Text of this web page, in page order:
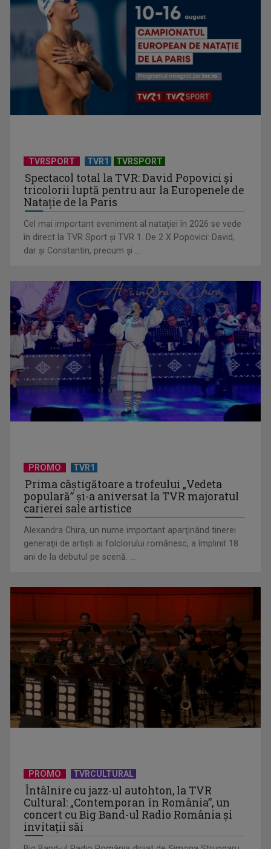
EVENIMENT ESTIVAL - Taberele ARC – Acolo unde începe
ACASĂ
TVR lansează un apel pentru proiecte de emisiuni
"Robin Hood"-ul serialelor coreene: "Iljimae, hoţul fantomă",
la TVR 1
Un reper al cinematografiei mondiale, la TVR Cultural:
„Roma, oraș deschis”
Federația SANITAS suspendă temporar greva generală din
TVRSPORT TVR1 TVRSPORT
Spectacol total la TVR: David Popovici și
tricolorii luptă pentru aur la Europenele de
Natație de la Paris
Cel mai important eveniment al nataţiei în 2026 se vede
în direct la TVR Sport şi TVR 1. De 2 X Popovici: David,
dar şi Constantin, precum şi ...
PROMO TVR1
Prima câştigătoare a trofeului „Vedeta
populară” şi-a aniversat la TVR majoratul
carierei sale artistice
Alexandra Chira, un nume important aparţinând tinerei
generaţii de artişti ai folclorului românesc, a împlinit 18
ani de la debutul pe scenă. ...
PROMO TVRCULTURAL
Întâlnire cu jazz-ul autohton, la TVR
Cultural: „Contemporan în România”, un
concert cu Big Band-ul Radio România şi
invitaţii săi